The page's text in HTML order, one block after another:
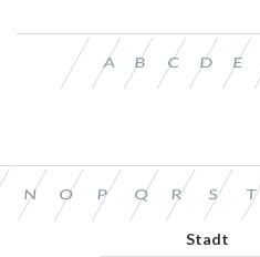
A B C D E
N O P Q R S T
Stadt